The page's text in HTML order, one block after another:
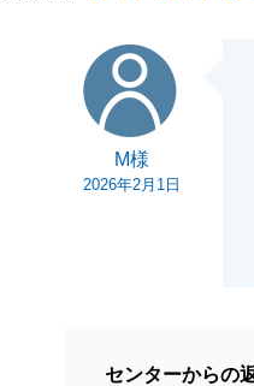
M様
2026年2月1日
センターからの